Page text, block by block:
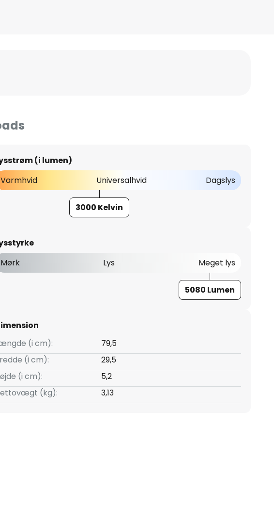
(i lumen)
Varmhvid
Universalhvid Dagslys
3000 Kelvin
Mørk
Lys Meget lys
5080 Lumen
(i cm):
79,5
(i cm):
29,5
(i cm):
5,2
(kg):
3,13